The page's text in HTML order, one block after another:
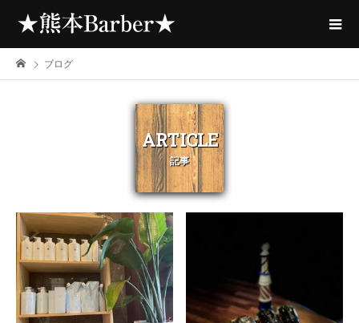
ブログ
ARTICLE
記事